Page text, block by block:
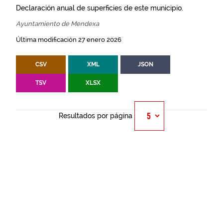
Declaración anual de superficies de este municipio.
Ayuntamiento de Mendexa
Última modificación 27 enero 2026
CSV XML JSON
TSV XLSX
Resultados por página